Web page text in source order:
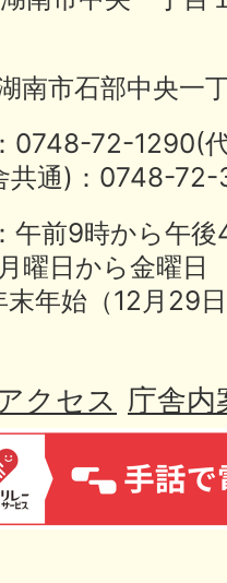
南市石部中央一
0748-72-
共通)：0748-
午前9時から午
曜日から金曜日
年始（12月29
クセス 庁舎内